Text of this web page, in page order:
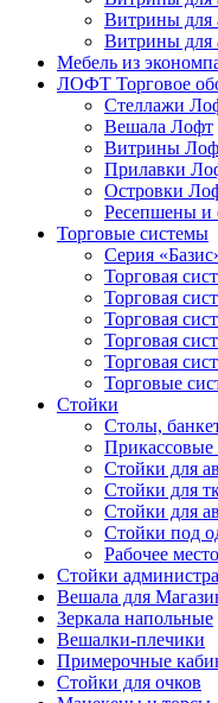
Витрины
Витрины для
Мебель из
ЛОФТ Торговое
Стеллажи
Вешала Лофт
Витрины
Прилавки
Островки
Ресепшены и
Торговые системы
Серия
Торговая
Торговая
Торговая
Торговая
Торговая
Торговые
Стойки
Столы,
Прикассовые
Стойки для
Стойки для
Стойки для
Стойки под
Рабочее
Стойки
Вешала для
Зеркала напольные
Вешалки-плечики
Примерочные
Стойки для очков